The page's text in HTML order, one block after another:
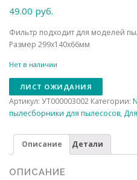
49.00 руб.
Фильтр подходит для моделей
​Размер 299x140x66мм
Нет в наличии
ЛИСТ ОЖИДАНИЯ
Артикул: УТ000003002 Категории:
пылесборники для пылесосов,
Описание Детали
ОПИСАНИЕ